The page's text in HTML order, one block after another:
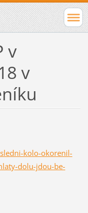
v
v
kolo-okorenil-
dolu-jdou-be-